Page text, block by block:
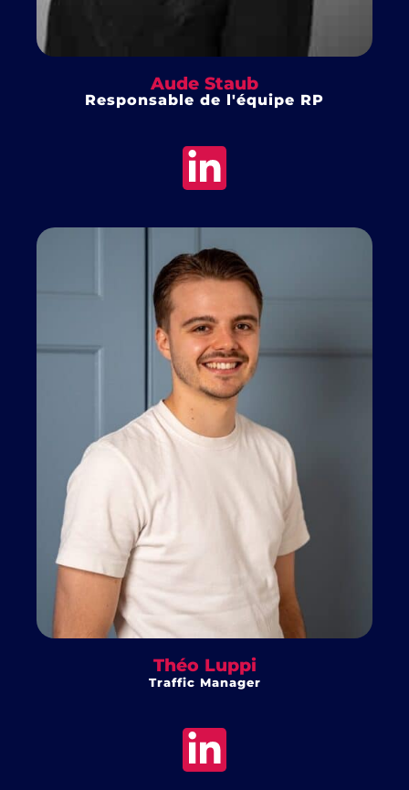
Aude Staub
Responsable de l'équipe RP
Théo Luppi
Traffic Manager